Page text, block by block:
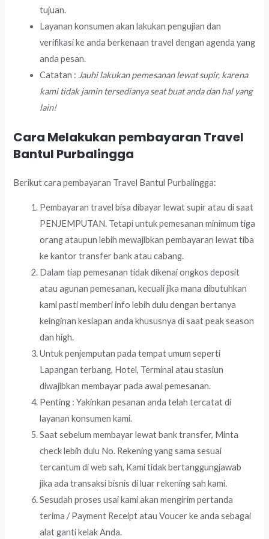
tujuan.
Layanan konsumen akan lakukan pengujian dan
verifikasi ke anda berkenaan travel dengan agenda yang
anda pesan.
Catatan : Jauhi lakukan pemesanan lewat supir, karena
kami tidak jamin tersedianya seat buat anda dan hal yang
lain!
Cara Melakukan pembayaran Travel
Bantul Purbalingga
Berikut cara pembayaran Travel Bantul Purbalingga:
Pembayaran travel bisa dibayar lewat supir atau di saat
PENJEMPUTAN. Tetapi untuk pemesanan minimum tiga
orang ataupun lebih mewajibkan pembayaran lewat tiba
ke kantor transfer bank atau cabang.
Dalam tiap pemesanan tidak dikenai ongkos deposit
atau agunan pemesanan, kecuali jika mana dibutuhkan
kami pasti memberi info lebih dulu dengan bertanya
keinginan kesiapan anda khususnya di saat peak season
dan high.
Untuk penjemputan pada tempat umum seperti
Lapangan terbang, Hotel, Terminal atau stasiun
diwajibkan membayar pada awal pemesanan.
Penting : Yakinkan pesanan anda telah tercatat di
layanan konsumen kami.
Saat sebelum membayar lewat bank transfer, Minta
check lebih dulu No. Rekening yang sama sesuai
tercantum di web sah, Kami tidak bertanggungjawab
jika ada transaksi bisnis di luar rekening sah kami.
Sesudah proses usai kami akan mengirim pertanda
terima / Payment Receipt atau Voucer ke anda sebagai
alat ganti kelak Anda.